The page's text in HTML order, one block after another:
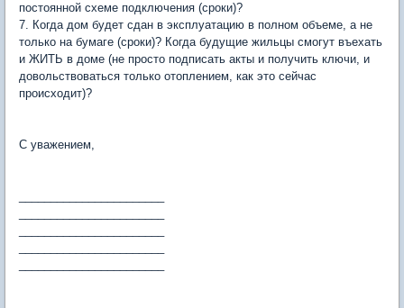
постоянной схеме подключения (сроки)?
7. Когда дом будет сдан в эксплуатацию в полном объеме, а не
только на бумаге (сроки)? Когда будущие жильцы смогут въехать
и ЖИТЬ в доме (не просто подписать акты и получить ключи, и
довольствоваться только отоплением, как это сейчас
происходит)?
С уважением,